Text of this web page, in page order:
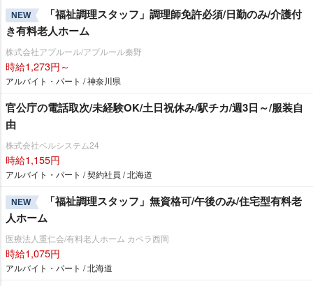
NEW
「福祉調理スタッフ」調理師免許必須/日勤のみ/介護付
き有料老人ホーム
株式会社アプルール/アプルール秦野
時給1,273円～
アルバイト・パート / 神奈川県
官公庁の電話取次/未経験OK/土日祝休み/駅チカ/週3日～/服装自
由
株式会社ベルシステム24
時給1,155円
アルバイト・パート / 契約社員 / 北海道
NEW
「福祉調理スタッフ」無資格可/午後のみ/住宅型有料老
人ホーム
医療法人重仁会/有料老人ホーム カペラ西岡
時給1,075円
アルバイト・パート / 北海道